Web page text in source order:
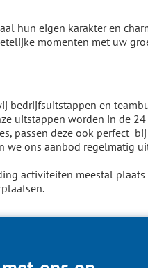
hun eigen karakter en
momenten met uw
bedrijfsuitstappen en
uitstappen worden in de
passen deze ook perfect
ons aanbod regelmatig
activiteiten meestal